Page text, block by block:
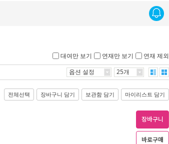
대여만 보기 연재만 보기 연재 제외
옵션 설정 25개
전체선택 장바구니 담기 보관함 담기 마이리스트 담기
장바구니
바로구매